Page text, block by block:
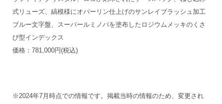
式リューズ、縞模様にオパーリン仕上げのサンレイブラッシュ加工
ブルー文字盤、スーパールミノバを塗布したロジウムメッキのくさ
び型インデックス
価格：781,000円(税込)
※2024年7月時点での情報です。掲載当時の情報のため、変更され